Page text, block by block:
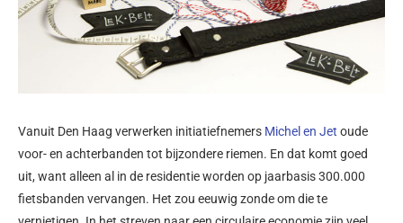
Vanuit Den Haag verwerken initiatiefnemers Michel en Jet oude
voor- en achterbanden tot bijzondere riemen. En dat komt goed
uit, want alleen al in de residentie worden op jaarbasis 300.000
fietsbanden vervangen. Het zou eeuwig zonde om die te